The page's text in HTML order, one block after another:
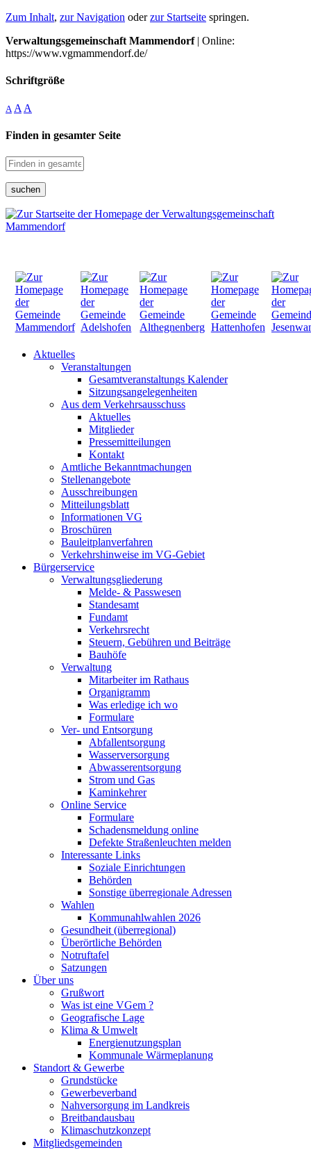
Zum Inhalt, zur Navigation oderzur Startseite springen.
Verwaltungsgemeinschaft Mammendorf| Online:
https://www.vgmammendorf.de/
Schriftgröße
A A A
Finden in gesamter Seite
suchen
Aktuelles
Veranstaltungen
Gesamtveranstaltungs Kalender
Sitzungsangelegenheiten
Aus dem Verkehrsausschuss
Aktuelles
Mitglieder
Pressemitteilungen
Kontakt
Amtliche Bekanntmachungen
Stellenangebote
Ausschreibungen
Mitteilungsblatt
Informationen VG
Broschüren
Bauleitplanverfahren
Verkehrshinweise im VG-Gebiet
Bürgerservice
Verwaltungsgliederung
Melde- & Passwesen
Standesamt
Fundamt
Verkehrsrecht
Steuern, Gebühren und Beiträge
Bauhöfe
Verwaltung
Mitarbeiter im Rathaus
Organigramm
Was erledige ich wo
Formulare
Ver- und Entsorgung
Abfallentsorgung
Wasserversorgung
Abwasserentsorgung
Strom und Gas
Kaminkehrer
Online Service
Formulare
Schadensmeldung online
Defekte Straßenleuchten melden
Interessante Links
Soziale Einrichtungen
Behörden
Sonstige überregionale Adressen
Wahlen
Kommunahlwahlen 2026
Gesundheit (überregional)
Überörtliche Behörden
Notruftafel
Satzungen
Über uns
Grußwort
Was ist eine VGem ?
Geografische Lage
Klima & Umwelt
Energienutzungsplan
Kommunale Wärmeplanung
Standort & Gewerbe
Grundstücke
Gewerbeverband
Nahversorgung im Landkreis
Breitbandausbau
Klimaschutzkonzept
Mitgliedsgemeinden